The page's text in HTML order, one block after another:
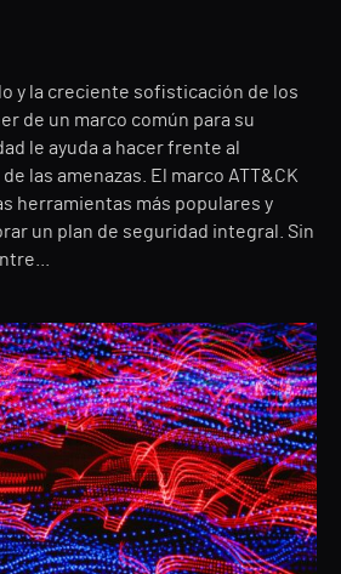
y la creciente sofisticación de los
de un marco común para su
le ayuda a hacer frente al
las amenazas. El marco ATT&CK
herramientas más populares y
un plan de seguridad integral. Sin